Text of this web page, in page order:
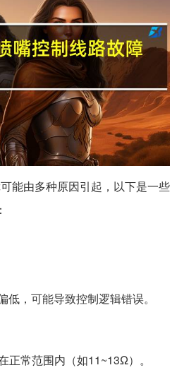
能由多种原因引起，以下是一些
，可能导致控制逻辑错误。
正常范围内（如11~13Ω）。